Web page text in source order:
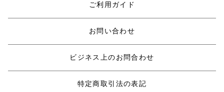
ご利用ガイド
お問い合わせ
ビジネス上のお問合わせ
特定商取引法の表記